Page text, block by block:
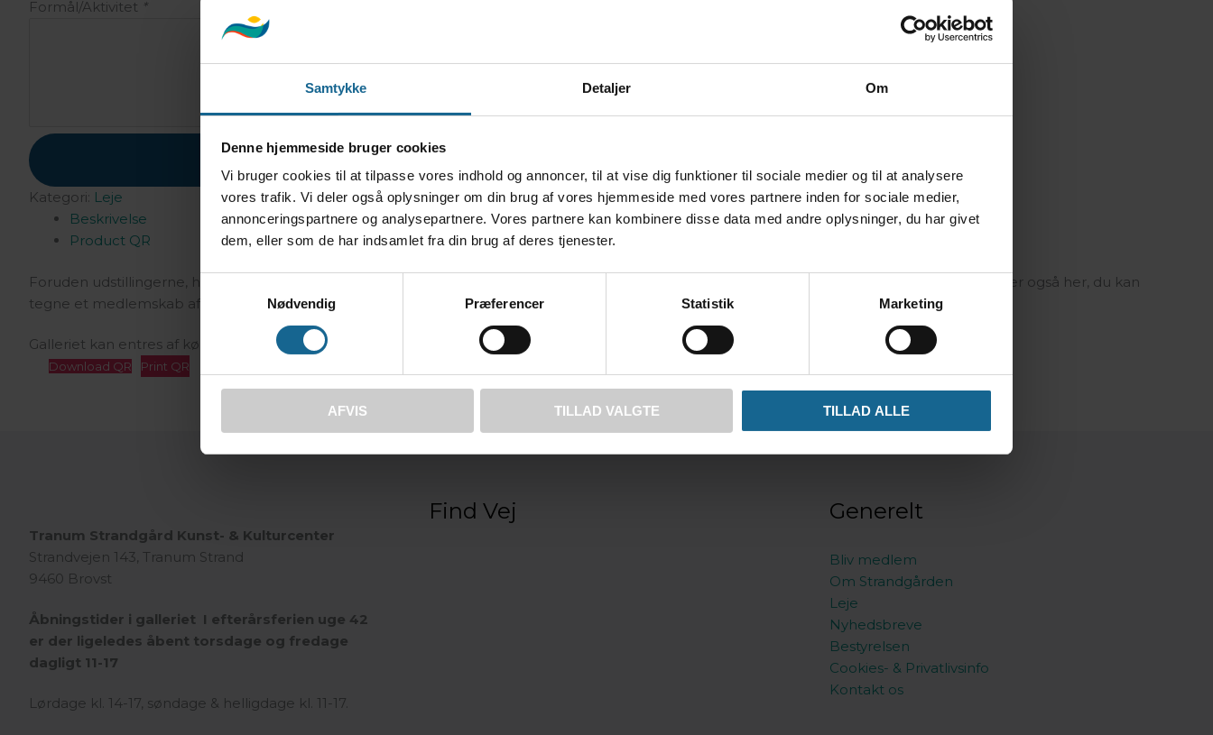
Samtykke Detaljer Om
Denne hjemmeside bruger cookies
Vi bruger cookies til at tilpasse vores indhold og annoncer, til at vise dig funktioner til sociale medier og til at analysere
vores trafik. Vi deler også oplysninger om din brug af vores hjemmeside med vores partnere inden for sociale medier,
annonceringspartnere og analysepartnere. Vores partnere kan kombinere disse data med andre oplysninger, du har givet
dem, eller som de har indsamlet fra din brug af deres tjenester.
Nødvendig
Præferencer Statistik Marketing
AFVIS TILLAD VALGTE TILLAD ALLE
Formål/Aktivitet *
BOOK
Kategori: Leje
Beskrivelse
Product QR
Foruden udstillingerne, har vi vores butik med salg af kunsthåndværk, og der er mulighed for at købe kolde og varme drikke i receptionen. Det er også her, du kan
tegne et medlemskab af
Tranum Strandgårds Venner , når nu du alligevel er her 🙂
Galleriet kan entres af kørestolsbrugere.
Download QR Print QR
Tranum Strandgård Kunst- & Kulturcenter
Strandvejen 143, Tranum Strand
9460 Brovst
Åbningstider i galleriet I efterårsferien uge 42
er der ligeledes åbent torsdage og fredage
dagligt 11-17
Lørdage kl. 14-17, søndage & helligdage kl. 11-17.
Find Vej Generelt
Bliv medlem
Om Strandgården
Leje
Nyhedsbreve
Bestyrelsen
Cookies- & Privatlivsinfo
Kontakt os